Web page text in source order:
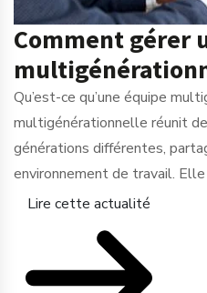
Comment gérer
Qu’est-ce qu’une équipe
multigénérationnelle réunit
générations différentes,
environnement de travail. Elle
Lire cette actualité